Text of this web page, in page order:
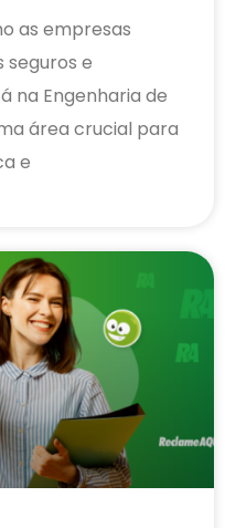
as empresas
seguros e
na Engenharia de
área crucial para
e